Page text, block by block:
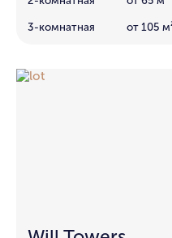
3-комнатная от 105